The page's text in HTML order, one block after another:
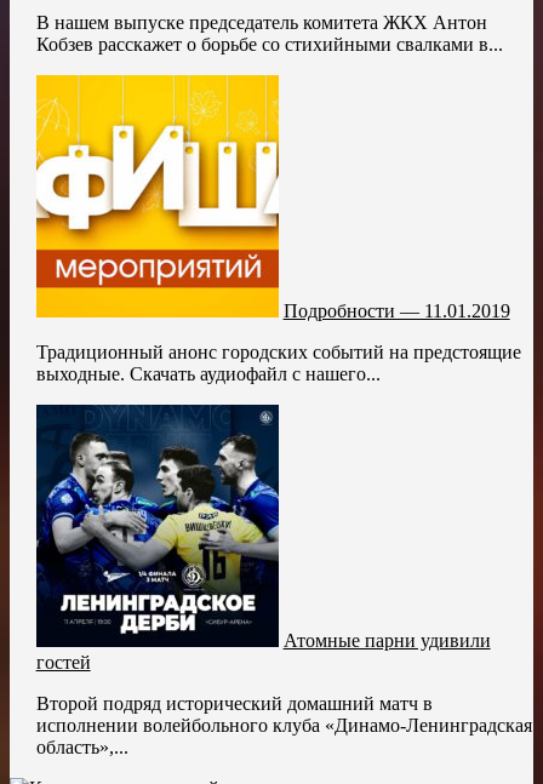
В нашем выпуске председатель комитета ЖКХ Антон
Кобзев расскажет о борьбе со стихийными свалками в...
Подробности — 11.01.2019
Традиционный анонс городских событий на предстоящие
выходные. Скачать аудиофайл с нашего...
Атомные парни удивили
гостей
Второй подряд исторический домашний матч в
исполнении волейбольного клуба «Динамо-Ленинградская
область»,...